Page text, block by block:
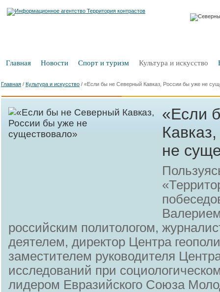
Главная Новости Спорт и туризм Культура и искусство
Главная / Культура и искусство / «Если бы не Северный Кавказ, России бы уже не
«Если
не
российским политологом,
деятелем, директор Центра
заместителем руководителя
исследований при
лидером Евразийского Союза